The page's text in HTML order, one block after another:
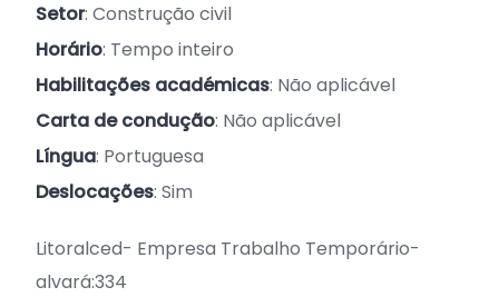
Setor: Construção civil
Horário: Tempo inteiro
Habilitações académicas: Não aplicável
Carta de condução: Não aplicável
Língua: Portuguesa
Deslocações: Sim
Litoralced- Empresa Trabalho Temporário-
alvará:334